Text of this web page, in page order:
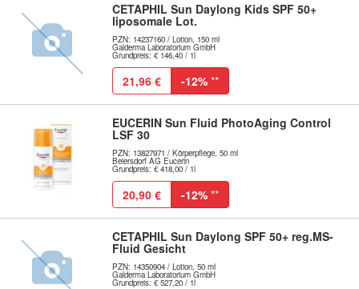
CETAPHIL Sun Daylong Kids SPF 50+
liposomale Lot.
PZN: 14237160 / Lotion, 150 ml
Galderma Laboratorium GmbH
Grundpreis: € 146,40 / 1l
21,96 € -12% **
EUCERIN Sun Fluid PhotoAging Control
LSF 30
PZN: 13827971 / Körperpflege, 50 ml
Beiersdorf AG Eucerin
Grundpreis: € 418,00 / 1l
20,90 € -12% **
CETAPHIL Sun Daylong SPF 50+ reg.MS-
Fluid Gesicht
PZN: 14350904 / Lotion, 50 ml
Galderma Laboratorium GmbH
Grundpreis: € 527,20 / 1l